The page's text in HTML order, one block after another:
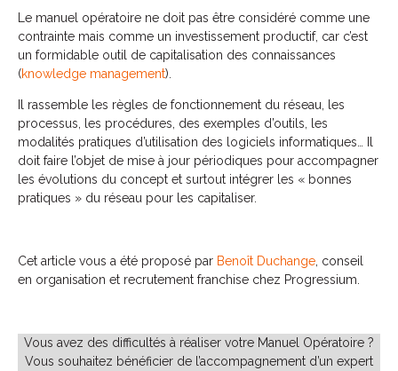
Le manuel opératoire ne doit pas être considéré comme une
contrainte mais comme un investissement productif, car c’est
un formidable outil de capitalisation des connaissances
(knowledge management).
Il rassemble les règles de fonctionnement du réseau, les
processus, les procédures, des exemples d’outils, les
modalités pratiques d’utilisation des logiciels informatiques… Il
doit faire l’objet de mise à jour périodiques pour accompagner
les évolutions du concept et surtout intégrer les « bonnes
pratiques » du réseau pour les capitaliser.
Cet article vous a été proposé par Benoît Duchange , conseil
en organisation et recrutement franchise chez Progressium.
Vous avez des difficultés à réaliser votre Manuel Opératoire ?
Vous souhaitez bénéficier de l’accompagnement d’un expert